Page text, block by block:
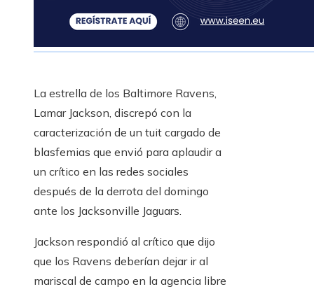
La estrella de los Baltimore Ravens,
Lamar Jackson, discrepó con la
caracterización de un tuit cargado de
blasfemias que envió para aplaudir a
un crítico en las redes sociales
después de la derrota del domingo
ante los Jacksonville Jaguars.
Jackson respondió al crítico que dijo
que los Ravens deberían dejar ir al
mariscal de campo en la agencia libre